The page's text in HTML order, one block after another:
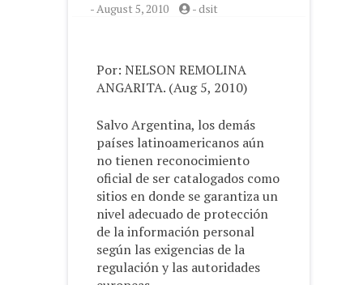
-August 5, 2010 -dsit
Por: NELSON REMOLINA
ANGARITA. (Aug 5, 2010)
Salvo Argentina, los demás
países latinoamericanos aún
no tienen reconocimiento
oficial de ser catalogados como
sitios en donde se garantiza un
nivel adecuado de protección
de la información personal
según las exigencias de la
regulación y las autoridades